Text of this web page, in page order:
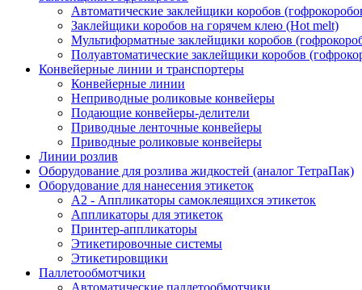
Автоматические заклейщики коробов
Заклейщики коробов на горячем клею (Hot melt)
Мультиформатные заклейщики коробов
Полуавтоматические заклейщики коробов
Конвейерные линии и транспортеры
Конвейерные линии
Неприводные роликовые конвейеры
Подающие конвейеры-делители
Приводные ленточные конвейеры
Приводные роликовые конвейеры
Линии розлив
Оборудование для розлива жидкостей (аналог ТетраПак)
Оборудование для нанесения этикеток
А2 - Аппликаторы самоклеящихся этикеток
Аппликаторы для этикеток
Принтер-аппликаторы
Этикетировочные системы
Этикетировщики
Паллетообмотчики
Автоматические паллетообмотчики